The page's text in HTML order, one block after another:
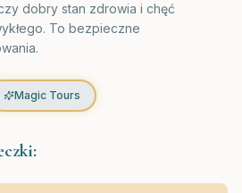
dobry stan zdrowia i chęć
To bezpieczne
Magic Tours